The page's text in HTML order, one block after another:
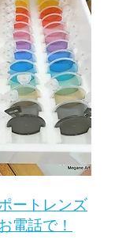
ートレンズ
話で！